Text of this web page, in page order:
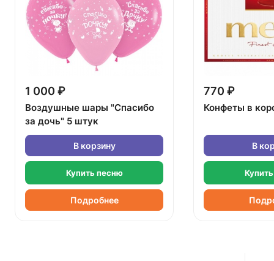
1 000 ₽
Воздушные шары "Спасибо
за дочь" 5 штук
В корзину
Купить песню
Подробнее
770 ₽
Конфеты в
В